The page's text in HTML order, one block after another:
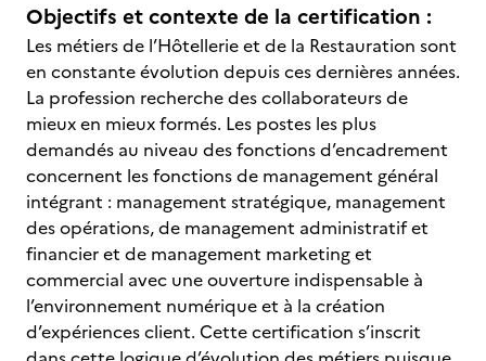
Objectifs et contexte de la certification :
Les métiers de l’Hôtellerie et de la Restauration sont
en constante évolution depuis ces dernières années.
La profession recherche des collaborateurs de
mieux en mieux formés. Les postes les plus
demandés au niveau des fonctions d’encadrement
concernent les fonctions de management général
intégrant : management stratégique, management
des opérations, de management administratif et
financier et de management marketing et
commercial avec une ouverture indispensable à
l’environnement numérique et à la création
d’expériences client. Cette certification s’inscrit